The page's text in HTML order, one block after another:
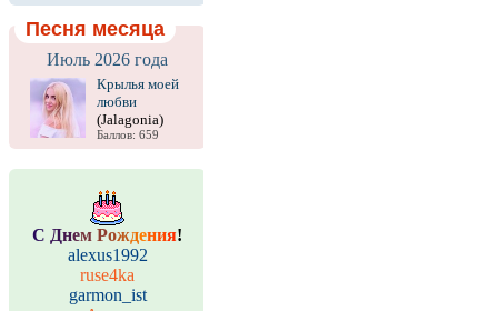
Песня месяца
Июль 2026 года
Крылья моей
любви
(Jalagonia)
Баллов: 659
С Днем Рождения!
alexus1992
ruse4ka
garmon_ist